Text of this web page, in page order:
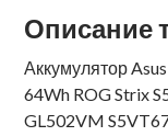
Описание
Аккумулятор
64Wh ROG Strix
GL502VM